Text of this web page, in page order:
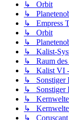
↳ Orbit
↳
↳ Empress
↳ Orbit
↳
↳ Kalist-
↳ Raum des
↳ Kalist VI -
↳ Sonstiger
↳ Sonstiger
↳
↳
↳ Coruscant